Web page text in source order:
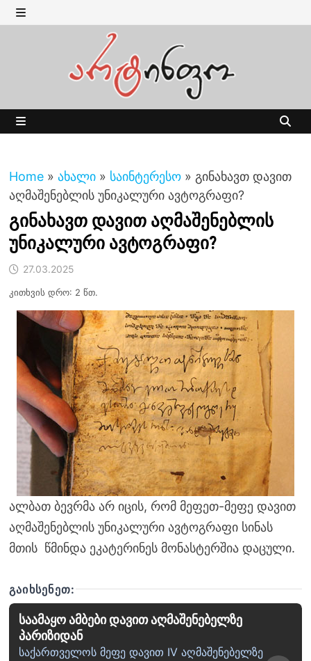
Skip
to MENU
Home » ახალი » საინტერესო » გინახავთ დავით
აღმაშენებლის უნიკალური ავტოგრაფი?
გინახავთ დავით აღმაშენებლის
უნიკალური ავტოგრაფი?
27.03.2025
კითხვის დრო: 2 წთ.
ალბათ ბევრმა არ იცის, რომ მეფეთ-მეფე დავით
აღმაშენებლის უნიკალური ავტოგრაფი სინას
მთის წმინდა ეკატერინეს მონასტერშია დაცული.
ᲒᲐᲘᲮᲡᲔᲜᲔᲗ:
საამაყო ამბები დავით აღმაშენებელზე
პარიზიდან
საქართველოს მეფე დავით IV აღმაშენებელზე